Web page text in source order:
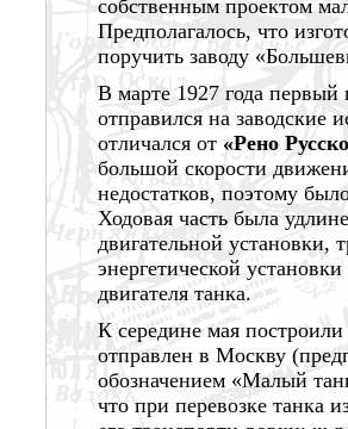
собственным проектом
Предполагалось, что
поручить заводу
В марте 1927 года первый
отправился на
отличался от «Рено
большой скорости
недостатков, поэтому
Ходовая часть была
двигательной установки,
энергетической
двигателя танка.
К середине мая
отправлен в Москву
обозначением «Малый
что при перевозке танка